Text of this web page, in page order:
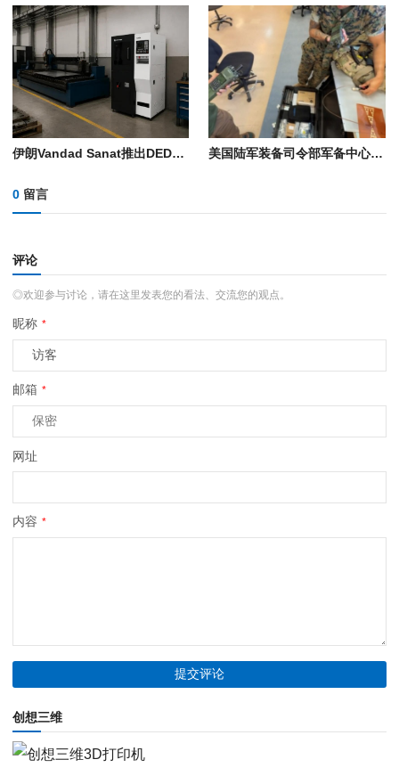
伊朗Vandad Sanat推出DED金属3D打印机P240-A，瞄准本土化制造 美国陆军装备司令部军备中心在“2026年勇敢盾牌”演习中展示远程3D打印电子设备技术
0 留言
评论
◎欢迎参与讨论，请在这里发表您的看法、交流您的观点。
昵称 *
邮箱 *
网址
内容 *
创想三维